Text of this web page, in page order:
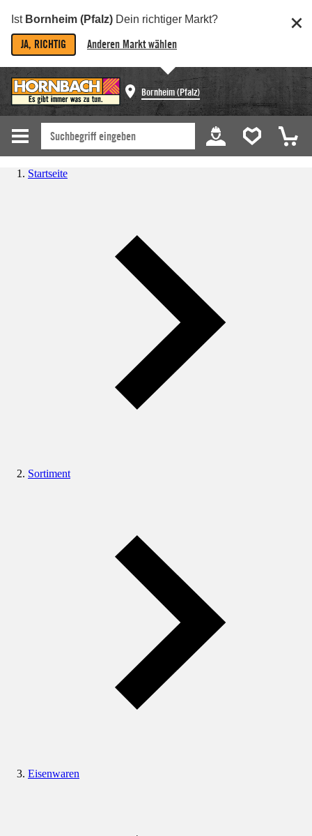
Ist Bornheim (Pfalz) Dein richtiger Markt?
JA, RICHTIG Anderen Markt wählen
Bornheim (Pfalz)
Startseite
Sortiment
Eisenwaren